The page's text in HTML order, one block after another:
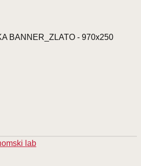
BANNER_ZLATO - 970x250